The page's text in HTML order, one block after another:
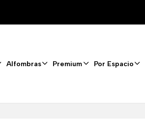
Alfombras Premium Por Espacio